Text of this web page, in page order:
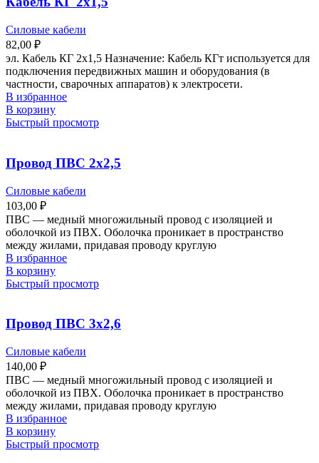
Силовые кабели
82,00 ₽
эл. Кабель КГ 2х1,5 Назначение: Кабель КГт используется для
подключения передвижных машин и оборудования (в
частности, сварочных аппаратов) к электросети.
В избранное
В корзину
Быстрый просмотр
Провод ПВС 2х2,5
Силовые кабели
103,00 ₽
ПВС — медный многожильный провод с изоляцией и
оболочкой из ПВХ. Оболочка проникает в пространство
между жилами, придавая проводу круглую
В избранное
В корзину
Быстрый просмотр
Провод ПВС 3х2,6
Силовые кабели
140,00 ₽
ПВС — медный многожильный провод с изоляцией и
оболочкой из ПВХ. Оболочка проникает в пространство
между жилами, придавая проводу круглую
В избранное
В корзину
Быстрый просмотр